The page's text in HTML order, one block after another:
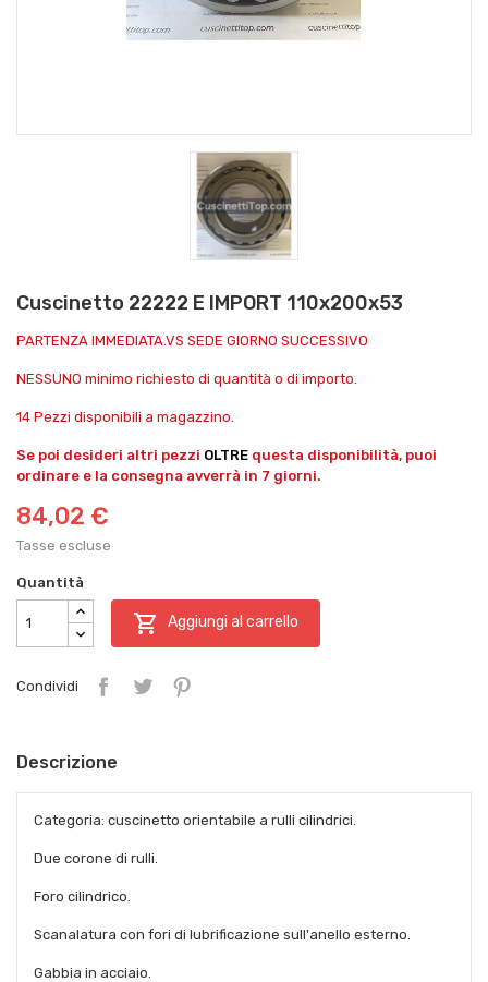
Cuscinetto 22222 E IMPORT 110x200x53
PARTENZA IMMEDIATA.VS SEDE GIORNO SUCCESSIVO
NESSUNO minimo richiesto di quantità o di importo.
14 Pezzi disponibili a magazzino.
Se poi desideri altri pezzi OLTRE questa disponibilità, puoi
ordinare e la consegna avverrà in 7 giorni.
84,02 €
Tasse escluse
Quantità
 Aggiungi al carrello
Condividi
Descrizione
Categoria: cuscinetto orientabile a rulli cilindrici.
Due corone di rulli.
Foro cilindrico.
Scanalatura con fori di lubrificazione sull'anello esterno.
Gabbia in acciaio.